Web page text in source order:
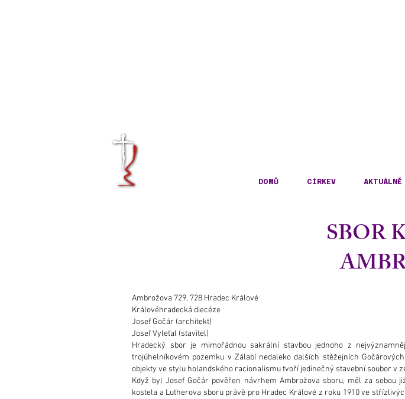
DOMŮ CÍRKEV AKTUÁLNĚ
SBOR
Ambrožova 729, 728 Hradec Králové
Královéhradecká diecéze
Josef Gočár (architekt)
Josef Vyleťal (stavitel)
Hradecký sbor je mimořádnou sakrální stavbou jednoho z
trojúhelníkovém pozemku v Zálabí nedaleko dalších stěžejních
objekty ve stylu holandského racionalismu tvoří jedinečný stavební soubor v
Když byl Josef Gočár pověřen návrhem Ambrožova sboru, měl za
kostela a Lutherova sboru právě pro Hradec Králové z roku 1910 ve